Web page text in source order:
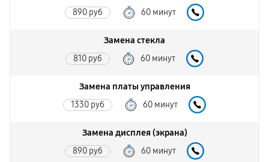
890 руб 60 минут
Замена стекла
810 руб 60 минут
Замена платы управления
1330 руб 60 минут
Замена дисплея (экрана)
890 руб 60 минут